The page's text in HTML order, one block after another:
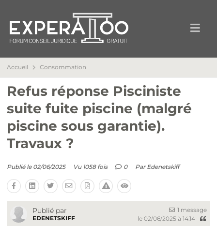
Accueil Consommation
Refus réponse Pisciniste
suite fuite piscine (malgré
piscine sous garantie).
Travaux ?
Publié le 02/06/2025 Vu 1058 fois 0 Par Edenetskiff
Publié par
EDENETSKIFF
1 message
le 02/06/2025 à 14:14